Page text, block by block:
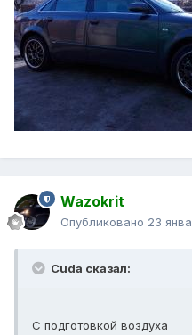
Wazokrit
Опубликовано 23
Cuda сказал:
С подготовкой воздуха